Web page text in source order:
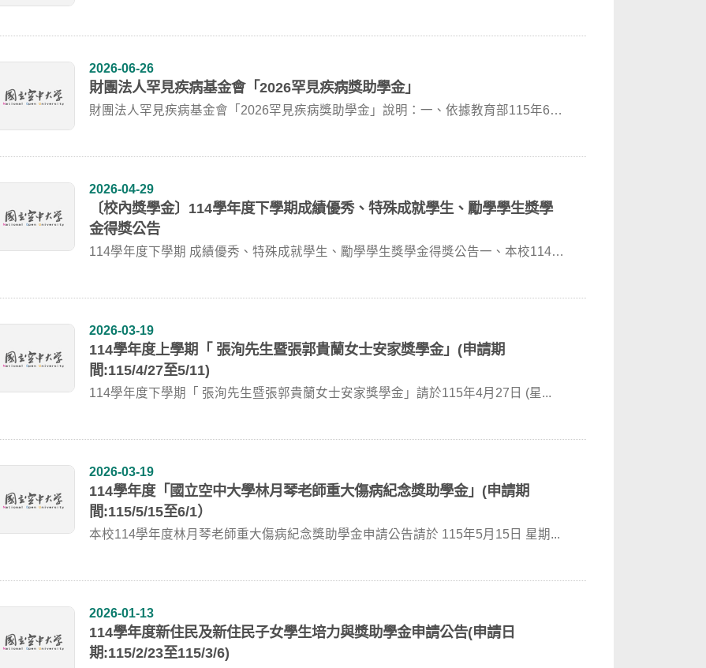
2026-06-26
財團法人罕見疾病基金會「2026罕見疾病獎助學金」
財團法人罕見疾病基金會「2026罕見疾病獎助學金」說明：一、依據教育部115年6月
2026-04-29
〔校內獎學金〕114學年度下學期成績優秀、特殊成就學生、勵學學生獎學
金得獎公告
114學年度下學期 成績優秀、特殊成就學生、勵學學生獎學金得獎公告一、本校114學
2026-03-19
114學年度上學期「 張洵先生暨張郭貴蘭女士安家獎學金」(申請期
間:115/4/27至5/11)
114學年度下學期「 張洵先生暨張郭貴蘭女士安家獎學金」請於115年4月27日 (星...
2026-03-19
114學年度「國立空中大學林月琴老師重大傷病紀念獎助學金」(申請期
間:115/5/15至6/1）
本校114學年度林月琴老師重大傷病紀念獎助學金申請公告請於 115年5月15日 星期...
2026-01-13
114學年度新住民及新住民子女學生培力與獎助學金申請公告(申請日
期:115/2/23至115/3/6)